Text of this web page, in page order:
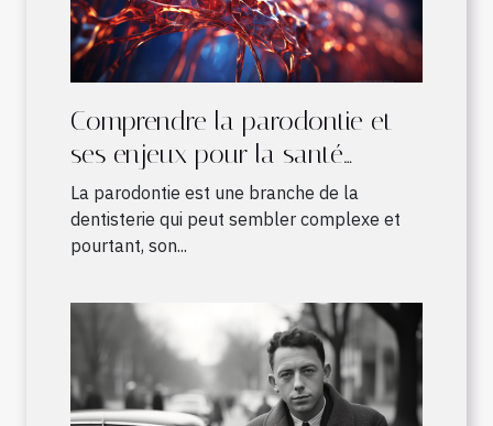
Comprendre la parodontie et
ses enjeux pour la santé
bucco-dentaire
La parodontie est une branche de la
dentisterie qui peut sembler complexe et
pourtant, son...